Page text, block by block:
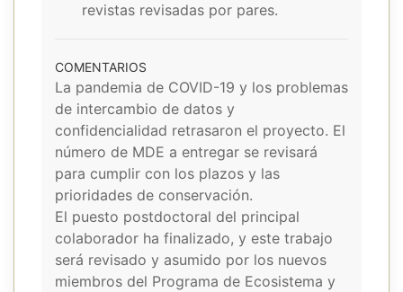
revistas revisadas por pares.
COMENTARIOS
La pandemia de COVID-19 y los problemas
de intercambio de datos y
confidencialidad retrasaron el proyecto. El
número de MDE a entregar se revisará
para cumplir con los plazos y las
prioridades de conservación.
El puesto postdoctoral del principal
colaborador ha finalizado, y este trabajo
será revisado y asumido por los nuevos
miembros del Programa de Ecosistema y